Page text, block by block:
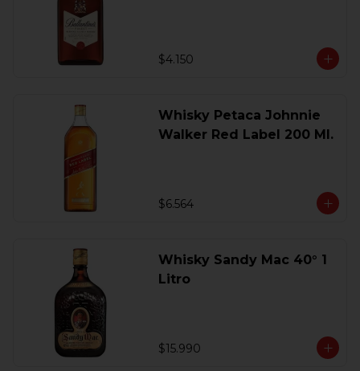
$4.150
Whisky Petaca Johnnie
Walker Red Label 200 Ml.
$6.564
Whisky Sandy Mac 40° 1
Litro
$15.990